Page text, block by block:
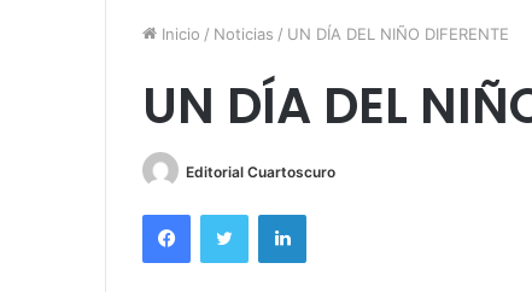
Inicio / Noticias / UN DÍA DEL NIÑO DIFERENTE
UN DÍA DEL
Editorial Cuartoscuro
FacebookTwitter LinkedIn